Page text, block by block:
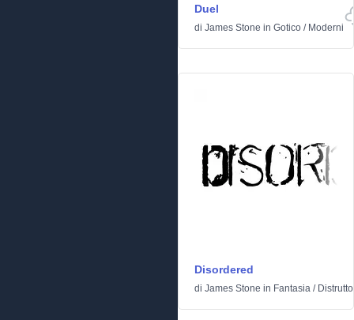
Duel
di James Stone in Gotico / Moderni
Disordered
di James Stone in Fantasia / Distrutto